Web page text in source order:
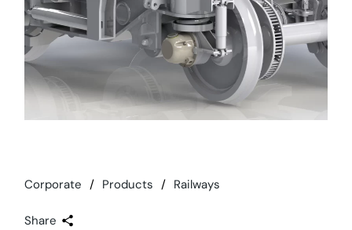
Corporate Products Railways
Share